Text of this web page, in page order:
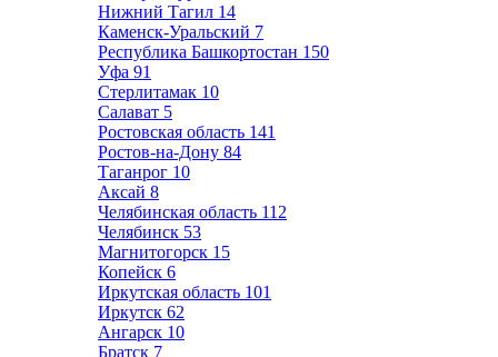
Нижний Тагил 14
Каменск-Уральский 7
Республика Башкортостан 150
Уфа 91
Стерлитамак 10
Салават 5
Ростовская область 141
Ростов-на-Дону 84
Таганрог 10
Аксай 8
Челябинская область 112
Челябинск 53
Магнитогорск 15
Копейск 6
Иркутская область 101
Иркутск 62
Ангарск 10
Братск 7